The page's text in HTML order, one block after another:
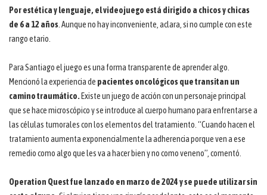
Por estética y lenguaje, el videojuego está dirigido a chicos y chicas
de 6 a 12 años . Aunque no hay inconveniente, aclara, si no cumple con este
rango etario.
Para Santiago el juego es una forma transparente de aprender algo.
Mencionó la experiencia de pacientes oncológicos que transitan un
camino traumático. Existe un juego de acción con un personaje principal
que se hace microscópico y se introduce al cuerpo humano para enfrentarse a
las células tumorales con los elementos del tratamiento. “Cuando hacen el
tratamiento aumenta exponencialmente la adherencia porque ven a ese
remedio como algo que les va a hacer bien y no como veneno”, comentó.
Operation Quest fue lanzado en marzo de 2024 y se puede utilizar sin